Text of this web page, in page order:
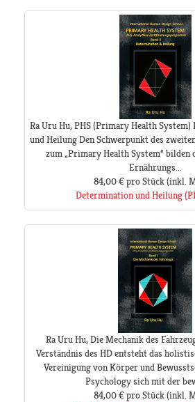
Ra Uru Hu, PHS (Primary Health
und Heilung Den Schwerpunkt des
zum „Primary Health System“
Ernährungs...
84,00 €pro Stück(inkl.
Determination und Heilung
Ra Uru Hu, Die Mechanik des
Verständnis des HD entsteht das
Vereinigung von Körper und
Psychology sich mit der
84,00 €pro Stück(inkl.